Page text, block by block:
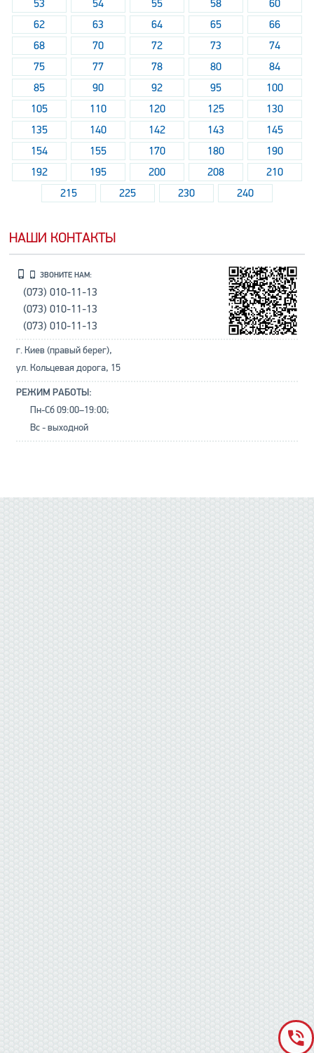
53
54 55 58
60
62
63 64 65
66
68
70 72 73
74
75
77 78 80
84
85
90 92 95
100
105
110 120 125
130
135
140 142 143
145
154
155 170 180
190
192
195 200 208
210
215
225 230 240
НАШИ КОНТАКТЫ
ЗВОНИТЕ НАМ:
(073) 010-11-13
(073) 010-11-13
(073) 010-11-13
г. Киев (правый берег),
ул. Кольцевая дорога, 15
РЕЖИМ РАБОТЫ:
Пн-Сб 09:00–19:00;
Вс - выходной